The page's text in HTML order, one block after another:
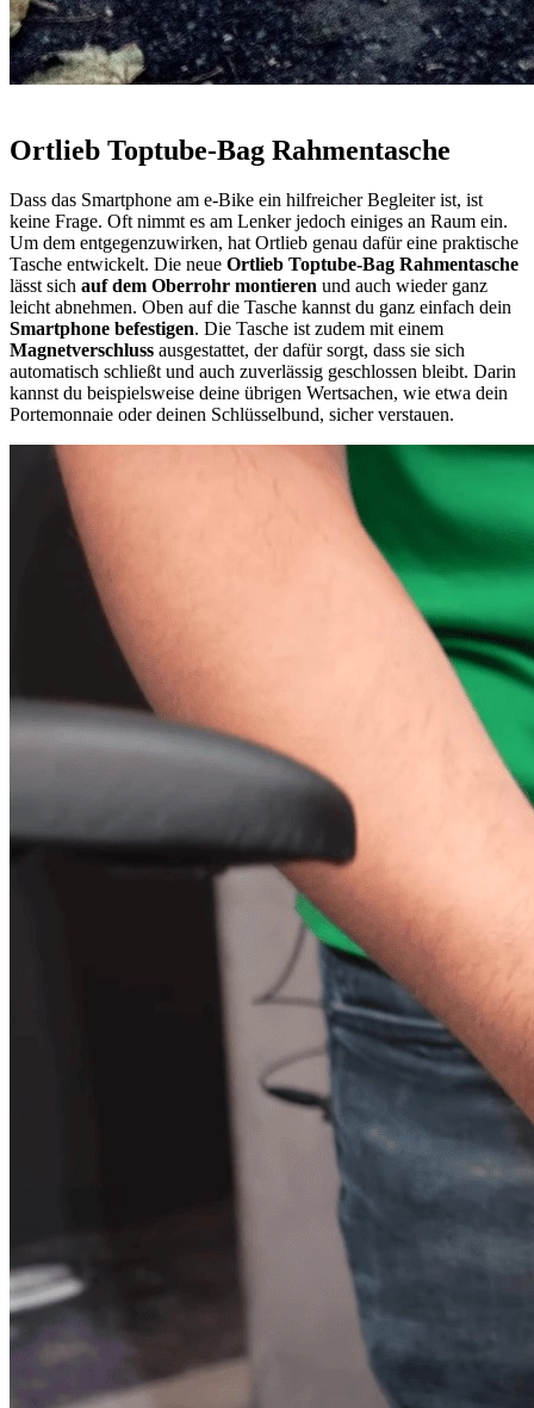
Ortlieb Toptube-Bag Rahmentasche
Dass das Smartphone am e-Bike ein hilfreicher Begleiter ist, ist
keine Frage. Oft nimmt es am Lenker jedoch einiges an Raum ein.
Um dem entgegenzuwirken, hat Ortlieb genau dafür eine praktische
Tasche entwickelt. Die neue Ortlieb Toptube-Bag Rahmentasche
lässt sich auf dem Oberrohr montieren und auch wieder ganz
leicht abnehmen. Oben auf die Tasche kannst du ganz einfach dein
Smartphone befestigen. Die Tasche ist zudem mit einem
Magnetverschluss ausgestattet, der dafür sorgt, dass sie sich
automatisch schließt und auch zuverlässig geschlossen bleibt. Darin
kannst du beispielsweise deine übrigen Wertsachen, wie etwa dein
Portemonnaie oder deinen Schlüsselbund, sicher verstauen.